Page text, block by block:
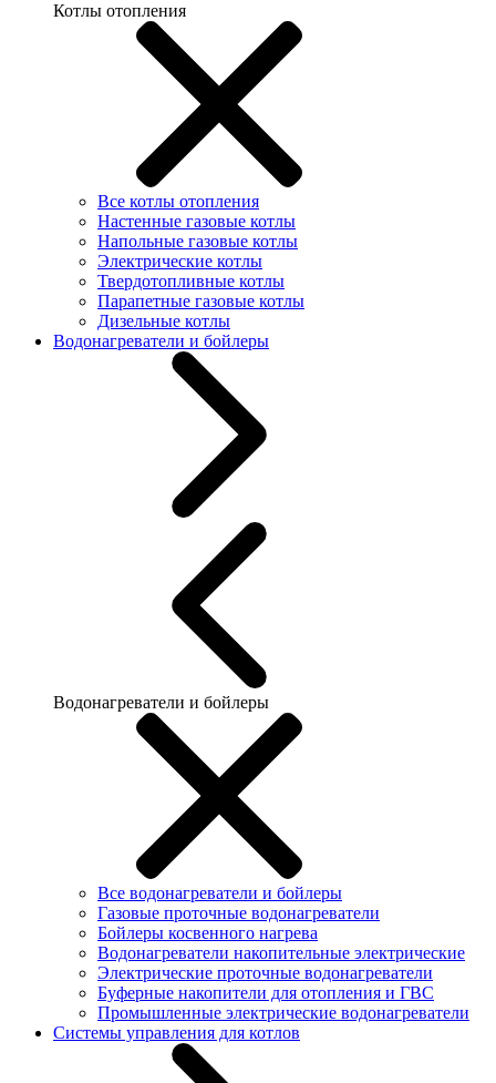
Котлы отопления
Все котлы отопления
Настенные газовые котлы
Напольные газовые котлы
Электрические котлы
Твердотопливные котлы
Парапетные газовые котлы
Дизельные котлы
Водонагреватели и бойлеры
Водонагреватели и бойлеры
Все водонагреватели и бойлеры
Газовые проточные водонагреватели
Бойлеры косвенного нагрева
Водонагреватели накопительные электрические
Электрические проточные водонагреватели
Буферные накопители для отопления и ГВС
Промышленные электрические водонагреватели
Системы управления для котлов